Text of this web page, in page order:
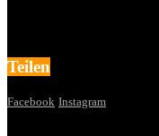
Teilen
Facebook Instagram